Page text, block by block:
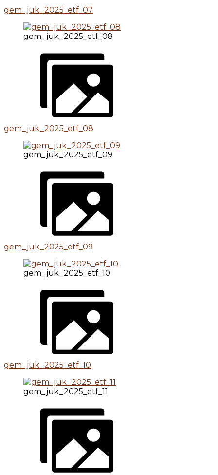
gem_juk_2025_etf_07
gem_juk_2025_etf_08
gem_juk_2025_etf_08
gem_juk_2025_etf_09
gem_juk_2025_etf_09
gem_juk_2025_etf_10
gem_juk_2025_etf_10
gem_juk_2025_etf_11